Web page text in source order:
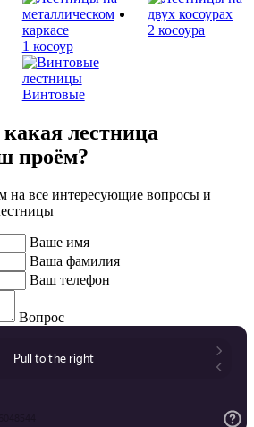
1 косоур
2 косоура
Винтовые
лестница
проём?
на все интересующие вопросы и
Ваше имя
Ваша фамилия
Ваш телефон
Вопрос